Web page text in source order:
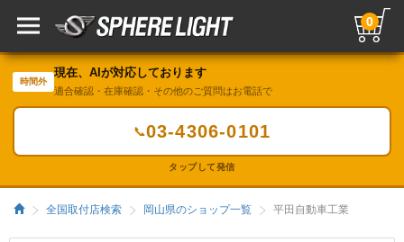
0
時間外
現在、AIが対応しております
適合確認・在庫確認・その他のご質問はお電話で
📞03-4306-0101
タップして発信
全国取付店検索 岡山県のショップ一覧 平田自動車工業